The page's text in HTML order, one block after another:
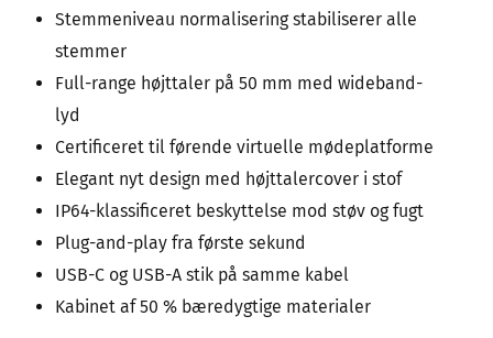
Stemmeniveau normalisering stabiliserer alle
stemmer
Full-range højttaler på 50 mm med wideband-
lyd
Certificeret til førende virtuelle mødeplatforme
Elegant nyt design med højttalercover i stof
IP64-klassificeret beskyttelse mod støv og fugt
Plug-and-play fra første sekund
USB-C og USB-A stik på samme kabel
Kabinet af 50 % bæredygtige materialer